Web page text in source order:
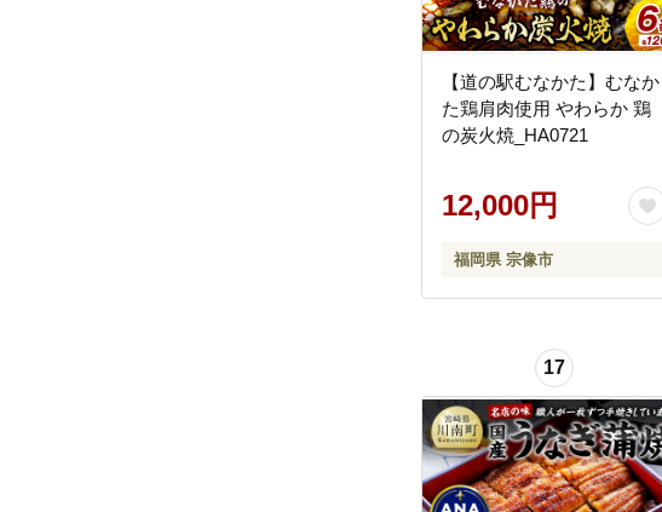
【道の駅むなかた】むなか
た鶏肩肉使用 やわらか 鶏
の炭火焼_HA0721
12,000円
福岡県 宗像市
17